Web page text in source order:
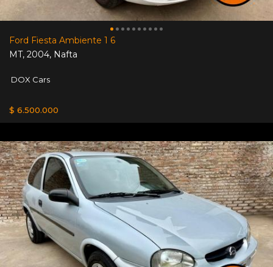
Ford Fiesta Ambiente 1 6
MT, 2004, Nafta
DOX Cars
$ 6.500.000